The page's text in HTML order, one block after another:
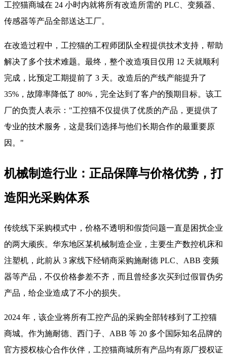
工控猫商城在 24 小时内就将所有改造所需的 PLC、变频器、
传感器等产品全部送达工厂。
在改造过程中，工控猫的工程师团队全程提供技术支持，帮助
解决了多个技术难题。最终，整个改造项目仅用 12 天就顺利
完成，比预定工期提前了 3 天。改造后的产线产能提升了
35%，故障率降低了 80%，完全达到了客户的预期目标。该工
厂的负责人表示："工控猫不仅提供了优质的产品，更提供了
专业的技术服务，这是我们选择与他们长期合作的最重要原
因。"
机械制造行业：正品保障与价格优势，打
造阳光采购体系
传统线下采购模式中，价格不透明和假货问题一直是困扰企业
的两大顽疾。华东地区某机械制造企业，主要生产数控机床和
注塑机，此前从 3 家线下经销商采购施耐德 PLC、ABB 变频
器等产品，不仅价格参差不齐，而且曾经多次买到过假冒伪劣
产品，给企业造成了不小的损失。
2024 年，该企业将所有工控产品的采购全部转移到了工控猫
商城。作为施耐德、西门子、ABB 等 20 多个国际知名品牌的
官方授权核心合作伙伴，工控猫商城所有产品均有原厂授权证